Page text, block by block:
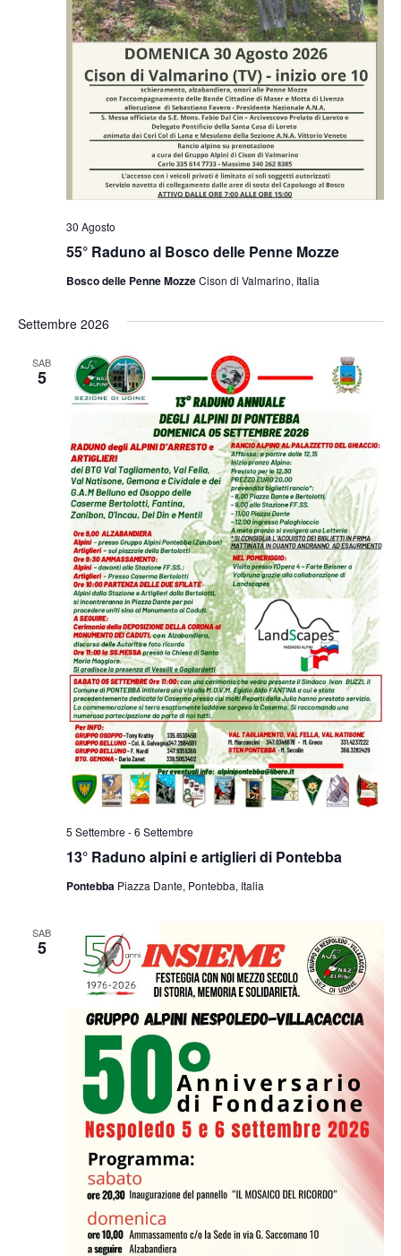
55° Raduno al Bosco delle Penne Mozze
30 Agosto
Bosco delle Penne MozzeCison di Valmarino, Italia
Settembre 2026
SAB
5
13° Raduno alpini e artiglieri di Pontebba
5 Settembre -6 Settembre
Pontebba Piazza Dante, Pontebba, Italia
SAB
5